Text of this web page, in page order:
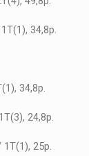
34,8p.
34,8p.
24,8p.
25p.